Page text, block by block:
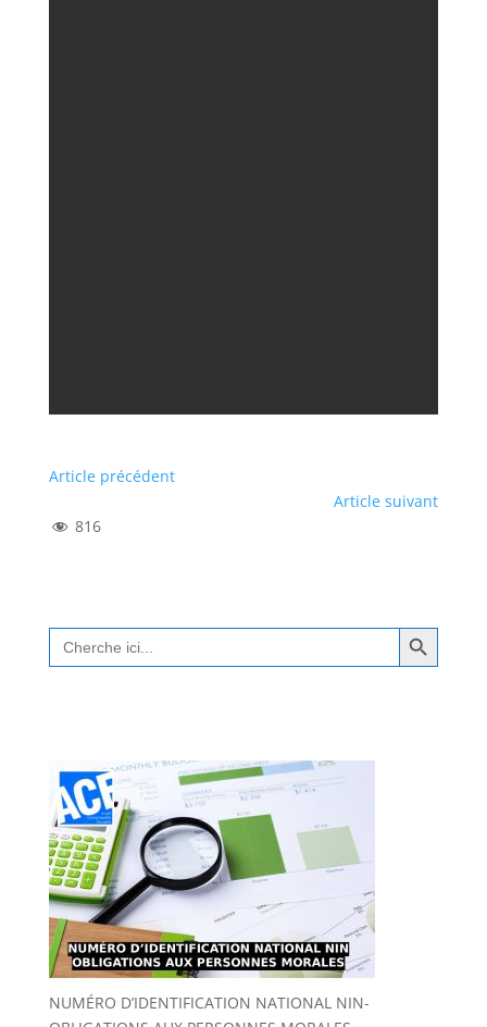
Article précédent
Article suivant
816
Search
for:
Search Button
NUMÉRO D’IDENTIFICATION NATIONAL NIN-